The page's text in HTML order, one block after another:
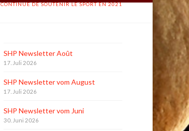
CONTINUE DE SOUTENIR LE SPORT EN 2021
SHP Newsletter Août
17. Juli 2026
SHP Newsletter vom August
17. Juli 2026
SHP Newsletter vom Juni
30. Juni 2026